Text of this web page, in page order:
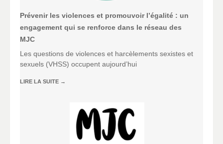
Prévenir les violences et promouvoir l’égalité : un
engagement qui se renforce dans le réseau des
MJC
Les questions de violences et harcèlements sexistes et
sexuels (VHSS) occupent aujourd’hui
LIRE LA SUITE →